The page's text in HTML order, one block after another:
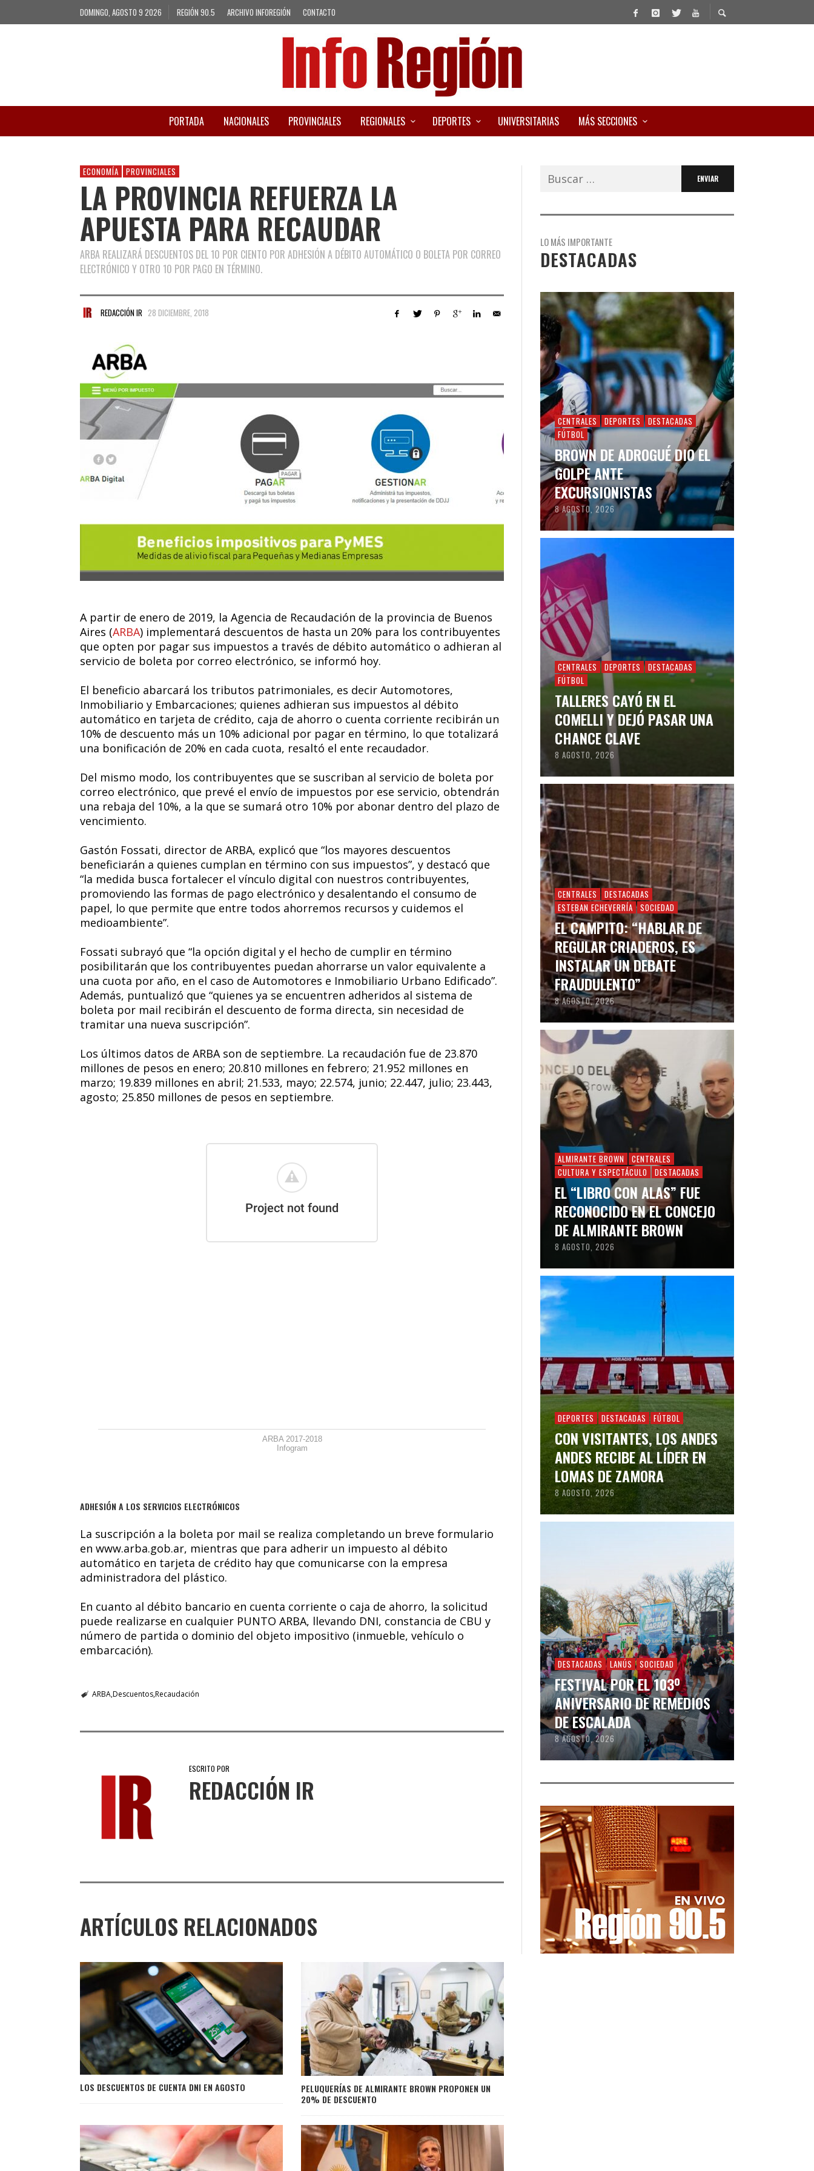
DOMINGO, AGOSTO 9 2026 REGIÓN 90.5 ARCHIVO INFOREGIÓN CONTACTO
PORTADA NACIONALES PROVINCIALES REGIONALES DEPORTES UNIVERSITARIAS MÁS SECCIONES
ECONOMÍA PROVINCIALES
LA PROVINCIA REFUERZA LA
APUESTA PARA RECAUDAR
ARBA REALIZARÁ DESCUENTOS DEL 10 POR CIENTO POR ADHESIÓN A DÉBITO AUTOMÁTICO O BOLETA POR CORREO
ELECTRÓNICO Y OTRO 10 POR PAGO EN TÉRMINO.
REDACCIÓN IR 28 DICIEMBRE, 2018
A partir de enero de 2019, la Agencia de Recaudación de la provincia de Buenos
Aires (ARBA) implementará descuentos de hasta un 20% para los contribuyentes
que opten por pagar sus impuestos a través de débito automático o adhieran al
servicio de boleta por correo electrónico, se informó hoy.
El beneficio abarcará los tributos patrimoniales, es decir Automotores,
Inmobiliario y Embarcaciones; quienes adhieran sus impuestos al débito
automático en tarjeta de crédito, caja de ahorro o cuenta corriente recibirán un
10% de descuento más un 10% adicional por pagar en término, lo que totalizará
una bonificación de 20% en cada cuota, resaltó el ente recaudador.
Del mismo modo, los contribuyentes que se suscriban al servicio de boleta por
correo electrónico, que prevé el envío de impuestos por ese servicio, obtendrán
una rebaja del 10%, a la que se sumará otro 10% por abonar dentro del plazo de
vencimiento.
Gastón Fossati, director de ARBA, explicó que “los mayores descuentos
beneficiarán a quienes cumplan en término con sus impuestos”, y destacó que
“la medida busca fortalecer el vínculo digital con nuestros contribuyentes,
promoviendo las formas de pago electrónico y desalentando el consumo de
papel, lo que permite que entre todos ahorremos recursos y cuidemos el
medioambiente”.
Fossati subrayó que “la opción digital y el hecho de cumplir en término
posibilitarán que los contribuyentes puedan ahorrarse un valor equivalente a
una cuota por año, en el caso de Automotores e Inmobiliario Urbano Edificado”.
Además, puntualizó que “quienes ya se encuentren adheridos al sistema de
boleta por mail recibirán el descuento de forma directa, sin necesidad de
tramitar una nueva suscripción”.
Los últimos datos de ARBA son de septiembre. La recaudación fue de 23.870
millones de pesos en enero; 20.810 millones en febrero; 21.952 millones en
marzo; 19.839 millones en abril; 21.533, mayo; 22.574, junio; 22.447, julio; 23.443,
agosto; 25.850 millones de pesos en septiembre.
ARBA 2017-2018
Infogram
ADHESIÓN A LOS SERVICIOS ELECTRÓNICOS
La suscripción a la boleta por mail se realiza completando un breve formulario
en www.arba.gob.ar, mientras que para adherir un impuesto al débito
automático en tarjeta de crédito hay que comunicarse con la empresa
administradora del plástico.
En cuanto al débito bancario en cuenta corriente o caja de ahorro, la solicitud
puede realizarse en cualquier PUNTO ARBA, llevando DNI, constancia de CBU y
número de partida o dominio del objeto impositivo (inmueble, vehículo o
embarcación).
ARBADescuentosRecaudación
ESCRITO POR
REDACCIÓN IR
ARTÍCULOS RELACIONADOS
LOS DESCUENTOS DE CUENTA DNI EN AGOSTO
PELUQUERÍAS DE ALMIRANTE BROWN PROPONEN UN
20% DE DESCUENTO
Buscar:
LO MÁS IMPORTANTE
DESTACADAS
CENTRALES DEPORTES
DESTACADAS
FÚTBOL
BROWN DE ADROGUÉ DIO EL
GOLPE ANTE
EXCURSIONISTAS
8 AGOSTO, 2026
CENTRALES DEPORTES
DESTACADAS
FÚTBOL
TALLERES CAYÓ EN EL
COMELLI Y DEJÓ PASAR UNA
CHANCE CLAVE
8 AGOSTO, 2026
CENTRALES
DESTACADAS
ESTEBAN ECHEVERRÍA
SOCIEDAD
EL CAMPITO: “HABLAR DE
REGULAR CRIADEROS, ES
INSTALAR UN DEBATE
FRAUDULENTO”
8 AGOSTO, 2026
ALMIRANTE BROWN
CENTRALES
CULTURA Y ESPECTÁCULO
DESTACADAS
EL “LIBRO CON ALAS” FUE
RECONOCIDO EN EL CONCEJO
DE ALMIRANTE BROWN
8 AGOSTO, 2026
DEPORTES DESTACADAS FÚTBOL
CON VISITANTES, LOS ANDES
ANDES RECIBE AL LÍDER EN
LOMAS DE ZAMORA
8 AGOSTO, 2026
DESTACADAS LANÚS SOCIEDAD
FESTIVAL POR EL 103º
ANIVERSARIO DE REMEDIOS
DE ESCALADA
8 AGOSTO, 2026